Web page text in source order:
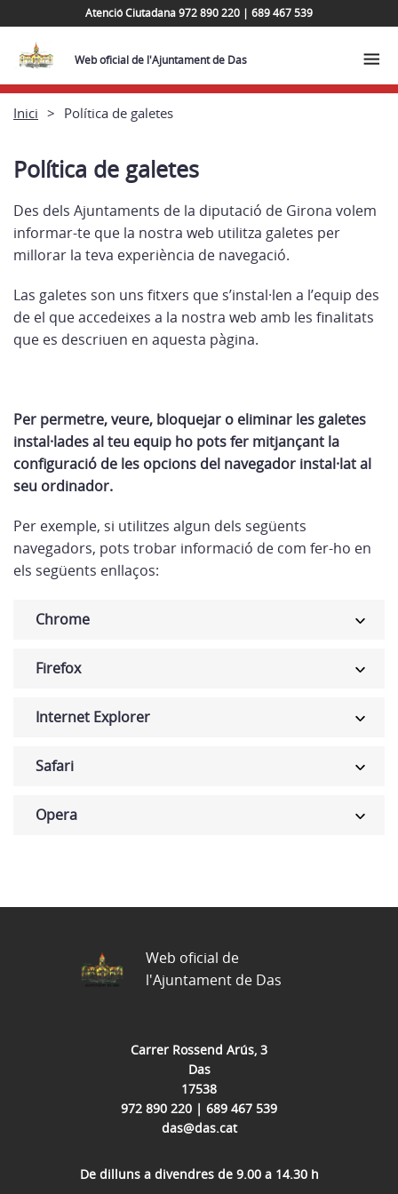
Atenció Ciutadana 972 890 220 | 689 467 539
Web oficial de l'Ajuntament de Das
Inici Política de galetes
Política de galetes
Des dels Ajuntaments de la diputació de Girona volem
informar-te que la nostra web utilitza galetes per
millorar la teva experiència de navegació.
Las galetes son uns fitxers que s’instal·len a l’equip des
de el que accedeixes a la nostra web amb les finalitats
que es descriuen en aquesta pàgina.
Per permetre, veure, bloquejar o eliminar les galetes
instal·lades al teu equip ho pots fer mitjançant la
configuració de les opcions del navegador instal·lat al
seu ordinador.
Per exemple, si utilitzes algun dels següents
navegadors, pots trobar informació de com fer-ho en
els següents enllaços:
Chrome
Firefox
Internet Explorer
Safari
Opera
Carrer Rossend Arús, 3
Das
17538
972 890 220 | 689 467 539
das@das.cat
De dilluns a divendres de 9.00 a 14.30 h
Web oficial de
l'Ajuntament de Das